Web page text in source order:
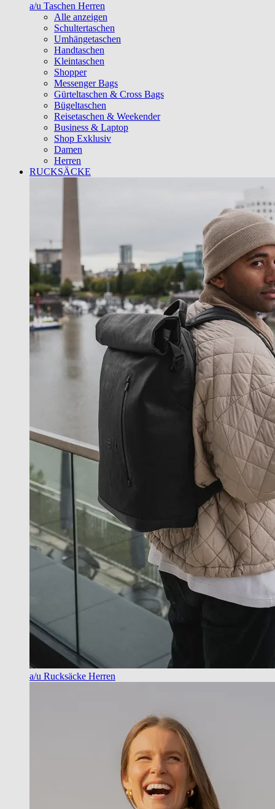
a/u Taschen Herren
Alle anzeigen
Schultertaschen
Umhängetaschen
Handtaschen
Kleintaschen
Shopper
Messenger Bags
Gürteltaschen & Cross Bags
Bügeltaschen
Reisetaschen & Weekender
Business & Laptop
Shop Exklusiv
Damen
Herren
RUCKSÄCKE
a/u Rucksäcke Herren